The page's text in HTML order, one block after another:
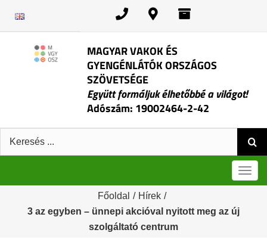
MAGYAR VAKOK ÉS
GYENGÉNLÁTÓK ORSZÁGOS
SZÖVETSÉGE
Együtt formáljuk élhetőbbé a világot!
Adószám: 19002464-2-42
Keresés:
Főoldal / Hírek /
3 az egyben – ünnepi akcióval nyitott meg az új
szolgáltató centrum